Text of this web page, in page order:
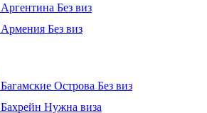
Аргентина Без виз
Армения Без виз
Багамские Острова Без виз
Бахрейн Нужна виза